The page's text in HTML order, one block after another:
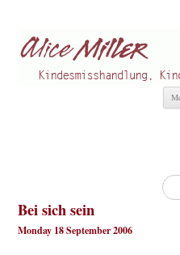
nach:
Bei sich sein
Monday 18 September 2006